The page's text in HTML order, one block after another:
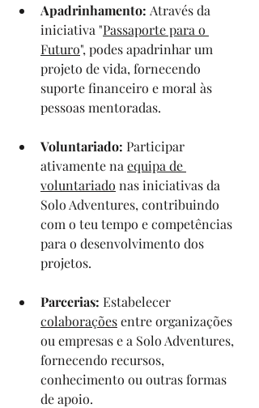
Apadrinhamento: Através da
iniciativa "Passaporte para o
Futuro", podes apadrinhar um
projeto de vida, fornecendo
suporte financeiro e moral às
pessoas mentoradas.
Voluntariado: Participar
ativamente na equipa de
voluntariado nas iniciativas da
Solo Adventures, contribuindo
com o teu tempo e competências
para o desenvolvimento dos
projetos.
Parcerias: Estabelecer
colaborações entre organizações
ou empresas e a Solo Adventures,
fornecendo recursos,
conhecimento ou outras formas
de apoio.